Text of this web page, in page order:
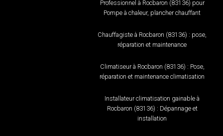
Professionnel à Rocbaron (83136) pour
Pompe à chaleur, plancher chauffant
Chauffagiste à Rocbaron (83136) : pose,
réparation et maintenance
Climatiseur à Rocbaron (83136) : Pose,
réparation et maintenance climatisation
Installateur climatisation gainable à
Rocbaron (83136) : Dépannage et
installation